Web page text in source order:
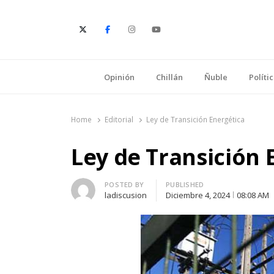
Opinión Chillán Ñuble
Home Editorial Ley de Transición Energética
Ley de Transición
Author
POSTED BY
ladiscusion
PUBLISHED
Diciembre 4, 2024 08:08 AM